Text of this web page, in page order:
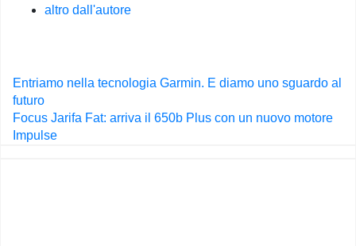
altro dall'autore
Navigazione
articoli
Entriamo nella tecnologia Garmin. E diamo uno sguardo al
futuro
Focus Jarifa Fat: arriva il 650b Plus con un nuovo motore
Impulse